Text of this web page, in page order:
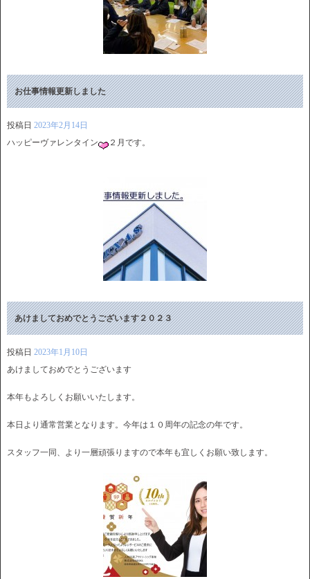
お仕事情報更新しました
投稿日 2023年2月14日
ハッピーヴァレンタイン
２月です。
あけましておめでとうございます２０２３
投稿日 2023年1月10日
あけましておめでとうございます
本年もよろしくお願いいたします。
本日より通常営業となります。今年は１０周年の記念の年です。
スタッフ一同、より一層頑張りますので本年も宜しくお願い致します。